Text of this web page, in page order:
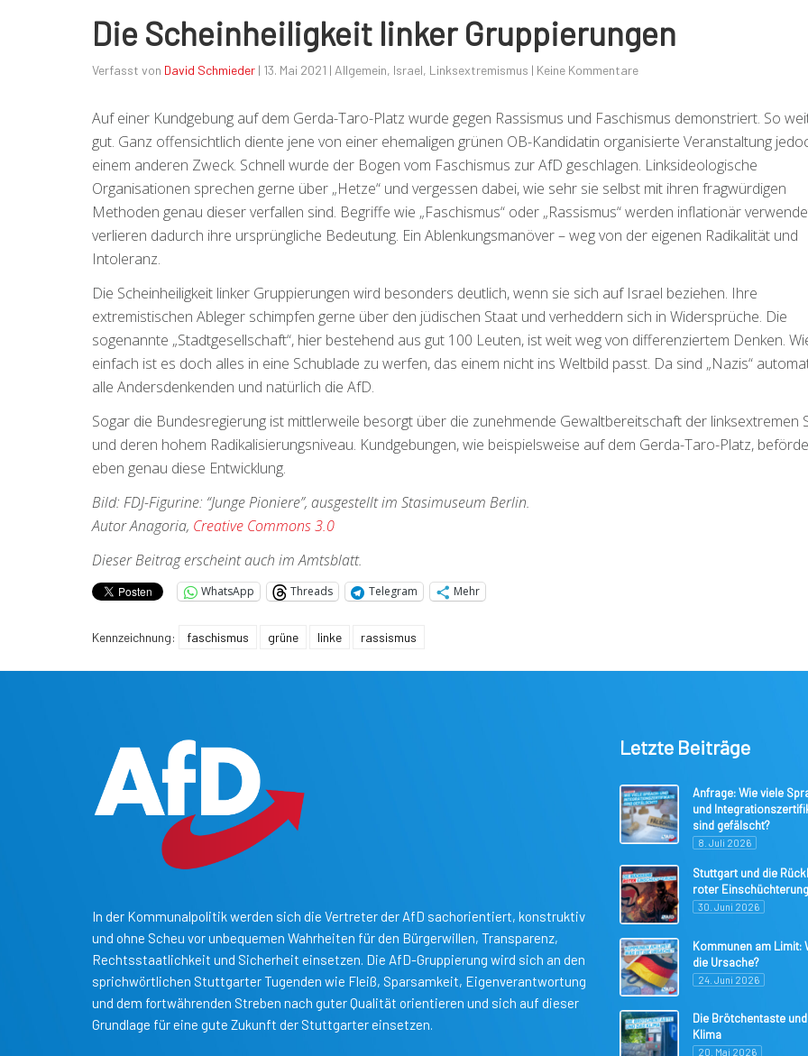
Die Scheinheiligkeit linker Gruppierungen
Verfasst von David Schmieder | 13. Mai 2021 | Allgemein, Israel, Linksextremismus | Keine Kommentare
Auf einer Kundgebung auf dem Gerda-Taro-Platz wurde gegen Rassismus und Faschismus demonstriert. So
gut. Ganz offensichtlich diente jene von einer ehemaligen grünen OB-Kandidatin organisierte Veranstaltung
einem anderen Zweck. Schnell wurde der Bogen vom Faschismus zur AfD geschlagen. Linksideologische
Organisationen sprechen gerne über „Hetze“ und vergessen dabei, wie sehr sie selbst mit ihren fragwürdigen
Methoden genau dieser verfallen sind. Begriffe wie „Faschismus“ oder „Rassismus“ werden inflationär
verlieren dadurch ihre ursprüngliche Bedeutung. Ein Ablenkungsmanöver – weg von der eigenen Radikalität und
Intoleranz.
Die Scheinheiligkeit linker Gruppierungen wird besonders deutlich, wenn sie sich auf Israel beziehen. Ihre
extremistischen Ableger schimpfen gerne über den jüdischen Staat und verheddern sich in Widersprüche. Die
sogenannte „Stadtgesellschaft“, hier bestehend aus gut 100 Leuten, ist weit weg von differenziertem Denken.
einfach ist es doch alles in eine Schublade zu werfen, das einem nicht ins Weltbild passt. Da sind „Nazis“
alle Andersdenkenden und natürlich die AfD.
Sogar die Bundesregierung ist mittlerweile besorgt über die zunehmende Gewaltbereitschaft der linksextremen
und deren hohem Radikalisierungsniveau. Kundgebungen, wie beispielsweise auf dem Gerda-Taro-Platz,
eben genau diese Entwicklung.
Bild: FDJ-Figurine: “Junge Pioniere”, ausgestellt im Stasimuseum Berlin.
Autor Anagoria, Creative Commons 3.0
Dieser Beitrag erscheint auch im Amtsblatt.
WhatsApp Threads Telegram Mehr
Kennzeichnung: faschismus grüne linke rassismus
In der Kommunalpolitik werden sich die Vertreter der AfD sachorientiert, konstruktiv
und ohne Scheu vor unbequemen Wahrheiten für den Bürgerwillen, Transparenz,
Rechtsstaatlichkeit und Sicherheit einsetzen. Die AfD-Gruppierung wird sich an den
sprichwörtlichen Stuttgarter Tugenden wie Fleiß, Sparsamkeit, Eigenverantwortung
und dem fortwährenden Streben nach guter Qualität orientieren und sich auf dieser
Grundlage für eine gute Zukunft der Stuttgarter einsetzen.
Letzte Beiträge
Anfrage: Wie viele
und
sind gefälscht?
8. Juli 2026
Stuttgart und die
roter Einschüchterung
30. Juni 2026
Kommunen am Limit:
die Ursache?
24. Juni 2026
Die Brötchentaste
Klima
20. Mai 2026